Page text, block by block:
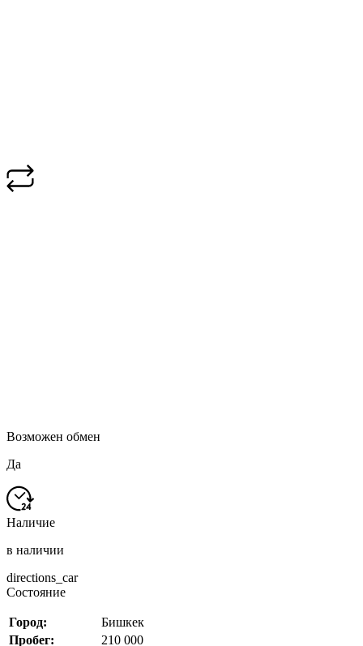
Возможен обмен
Да
Наличие
в наличии
directions_car
Состояние
Город:
Бишкек
Пробег:
210 000